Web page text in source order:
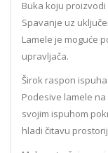
Buka koju
Spavanje uz
Lamele je moguće
upravljača.
Širok raspon ispuha:
Podesive lamele
svojim ispuhom
hladi čitavu